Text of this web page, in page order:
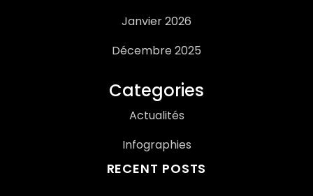
Janvier 2026
Décembre 2025
Categories
Actualités
Infographies
RECENT POSTS